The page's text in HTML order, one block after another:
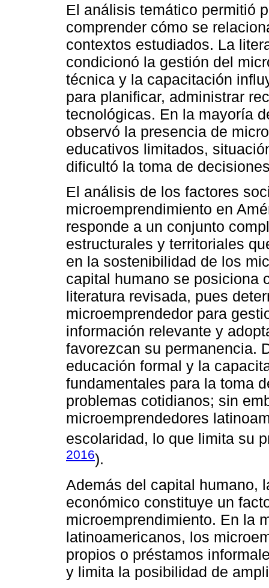
El análisis temático permitió
comprender cómo se
contextos estudiados. La
condicionó la gestión del
técnica y la capacitación
para planificar, administrar
tecnológicas. En la mayoría
observó la presencia de
educativos limitados,
dificultó la toma de
El análisis de los factores
microemprendimiento en
responde a un conjunto
estructurales y territoriales
en la sostenibilidad de los
capital humano se posiciona
literatura revisada, pues
microemprendedor para
información relevante y
favorezcan su permanencia.
educación formal y la
fundamentales para la toma
problemas cotidianos; sin
microemprendedores
escolaridad, lo que limita su
2016).
Además del capital humano,
económico constituye un
microemprendimiento. En la
latinoamericanos, los
propios o préstamos
y limita la posibilidad de